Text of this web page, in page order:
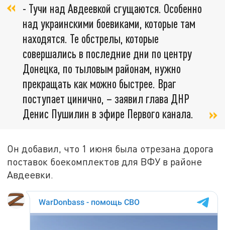
- Тучи над Авдеевкой сгущаются. Особенно
над украинскими боевиками, которые там
находятся. Те обстрелы, которые
совершались в последние дни по центру
Донецка, по тыловым районам, нужно
прекращать как можно быстрее. Враг
поступает цинично, – заявил глава ДНР
Денис Пушилин в эфире Первого канала.
Он добавил, что 1 июня была отрезана дорога
поставок боекомплектов для ВФУ в районе
Авдеевки.